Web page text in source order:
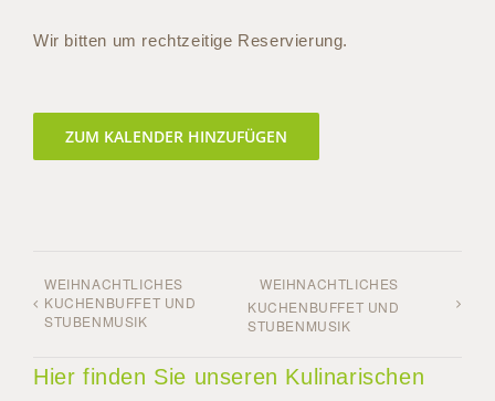
Wir bitten um rechtzeitige Reservierung.
ZUM KALENDER HINZUFÜGEN
WEIHNACHTLICHES
KUCHENBUFFET UND
STUBENMUSIK
WEIHNACHTLICHES
KUCHENBUFFET UND
STUBENMUSIK
Hier finden Sie unseren Kulinarischen